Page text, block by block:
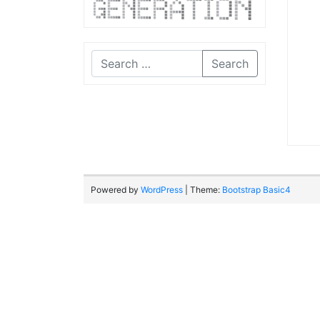
Search
Powered by WordPress | Theme: Bootstrap Basic4